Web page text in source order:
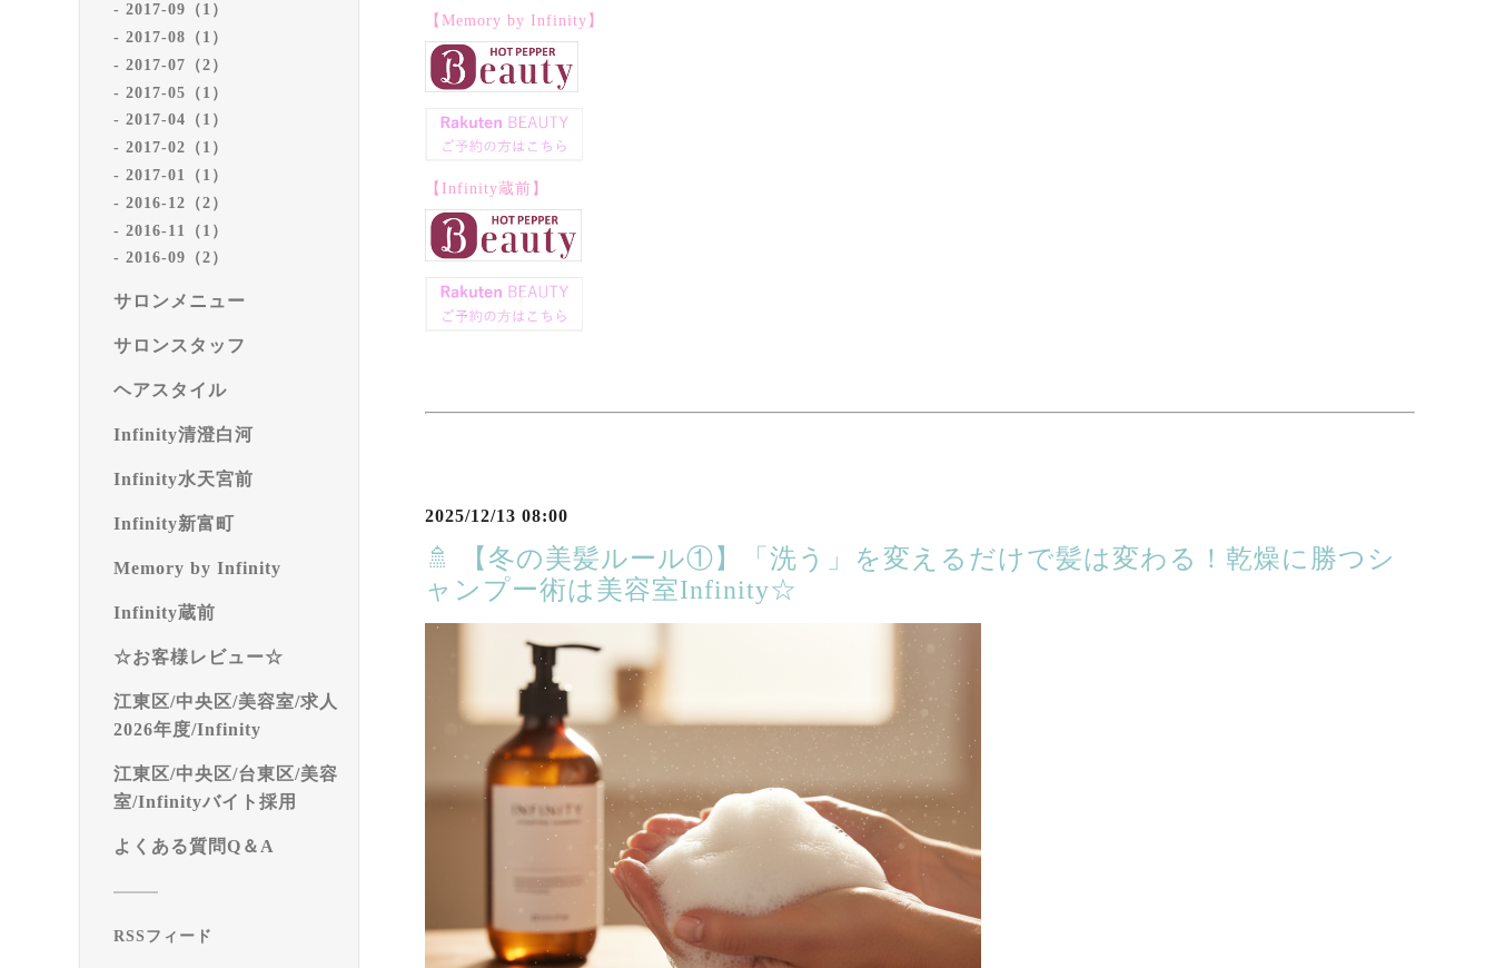
2017-09（1）
2017-08（1）
2017-07（2）
2017-05（1）
2017-04（1）
2017-02（1）
2017-01（1）
2016-12（2）
2016-11（1）
2016-09（2）
サロンメニュー
サロンスタッフ
ヘアスタイル
Infinity清澄白河
Infinity水天宮前
Infinity新富町
Memory by Infinity
Infinity蔵前
☆お客様レビュー☆
江東区/中央区/美容室/求人
2026年度/Infinity
江東区/中央区/台東区/美容
室/Infinityバイト採用
よくある質問Q＆A
RSSフィード
【Memory by Infinity】
【Infinity蔵前】
2025/12/13 08:00
🚿 【冬の美髪ルール①】「洗う」を変えるだけで髪は変わる！乾燥に勝つシ
ャンプー術は美容室Infinity☆